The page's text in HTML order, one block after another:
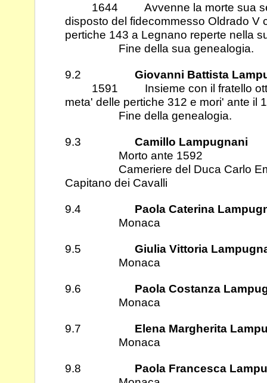
1644 Avvenne la morte sua
disposto del fidecommesso Oldrado V
pertiche 143 a Legnano reperte nella
Fine della sua genealogia.
9.2 Giovanni Battista
1591 Insieme con il fratello
meta' delle pertiche 312 e mori' ante il
Fine della genealogia.
9.3 Camillo Lampugnani
Morto ante 1592
Cameriere del Duca Carlo
Capitano dei Cavalli
9.4 Paola Caterina
Monaca
9.5 Giulia Vittoria
Monaca
9.6 Paola Costanza
Monaca
9.7 Elena Margherita
Monaca
9.8 Paola Francesca